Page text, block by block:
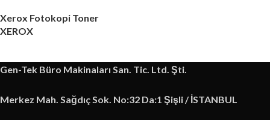
Xerox Fotokopi Toner
XEROX
Gen-Tek Büro Makinaları San. Tic. Ltd. Şti.
Merkez Mah. Sağdıç Sok. No:32 Da:1 Şişli / İSTANBUL